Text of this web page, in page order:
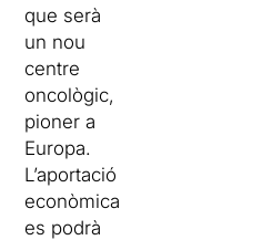
que serà
un nou
centre
oncològic,
pioner a
Europa.
L’aportació
econòmica
es podrà